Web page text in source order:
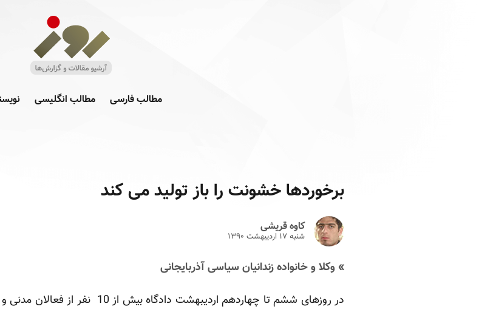
مطالب فارسی مطالب انگلیسی
برخوردها خشونت را باز تولید می کند
کاوه قریشی
شنبه ۱۷ ارديبهشت ۱۳۹۰
» وکلا و خانواده زندانیان سیاسی آذربایجانی
در روزهای ششم تا چهاردهم